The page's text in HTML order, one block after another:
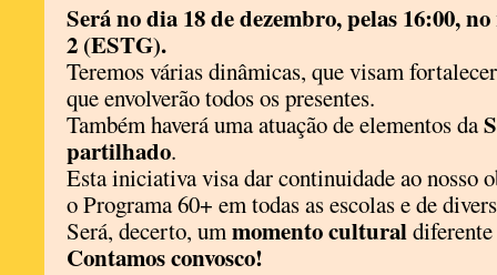
Será no dia 18 de dezembro, pelas 16:00,
2 (ESTG).
Teremos várias dinâmicas, que visam
que envolverão todos os presentes.
Também haverá uma atuação de elementos da
partilhado.
Esta iniciativa visa dar continuidade ao nosso
o Programa 60+ em todas as escolas e de
Será, decerto, ummomento cultural
Contamos convosco!